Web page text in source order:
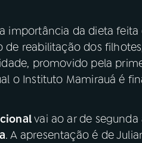
importância da dieta
reabilitação dos
promovido pela
o Instituto Mamirauá é
vai ao ar de segunda
. A apresentação é de